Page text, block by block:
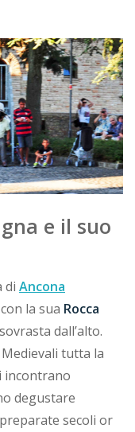
e il suo
di Ancona
la sua Rocca
dall’alto.
tutta la
incontrano
degustare
secoli or